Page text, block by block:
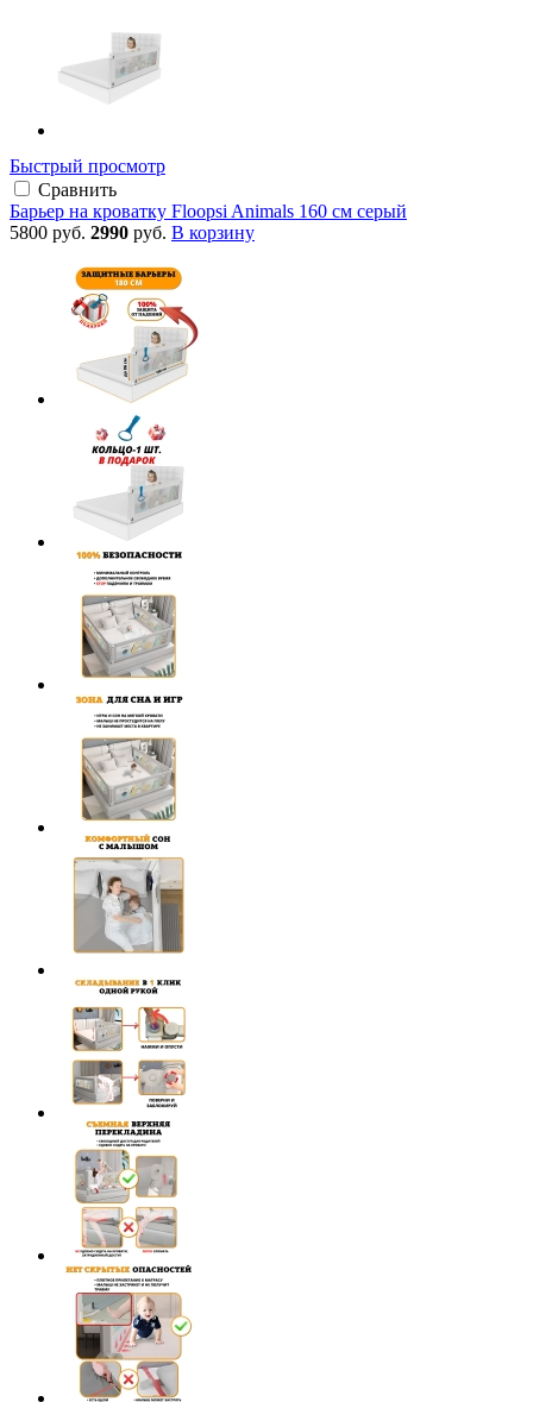
Быстрый просмотр
Сравнить
Барьер на кроватку Floopsi Animals 160 см серый
5800 руб. 2990 руб. В корзину